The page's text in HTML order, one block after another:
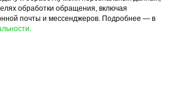
обработки обращения, включая
почты и мессенджеров. Подробнее — в